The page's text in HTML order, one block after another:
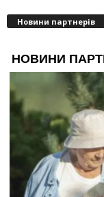
Новини партнерів